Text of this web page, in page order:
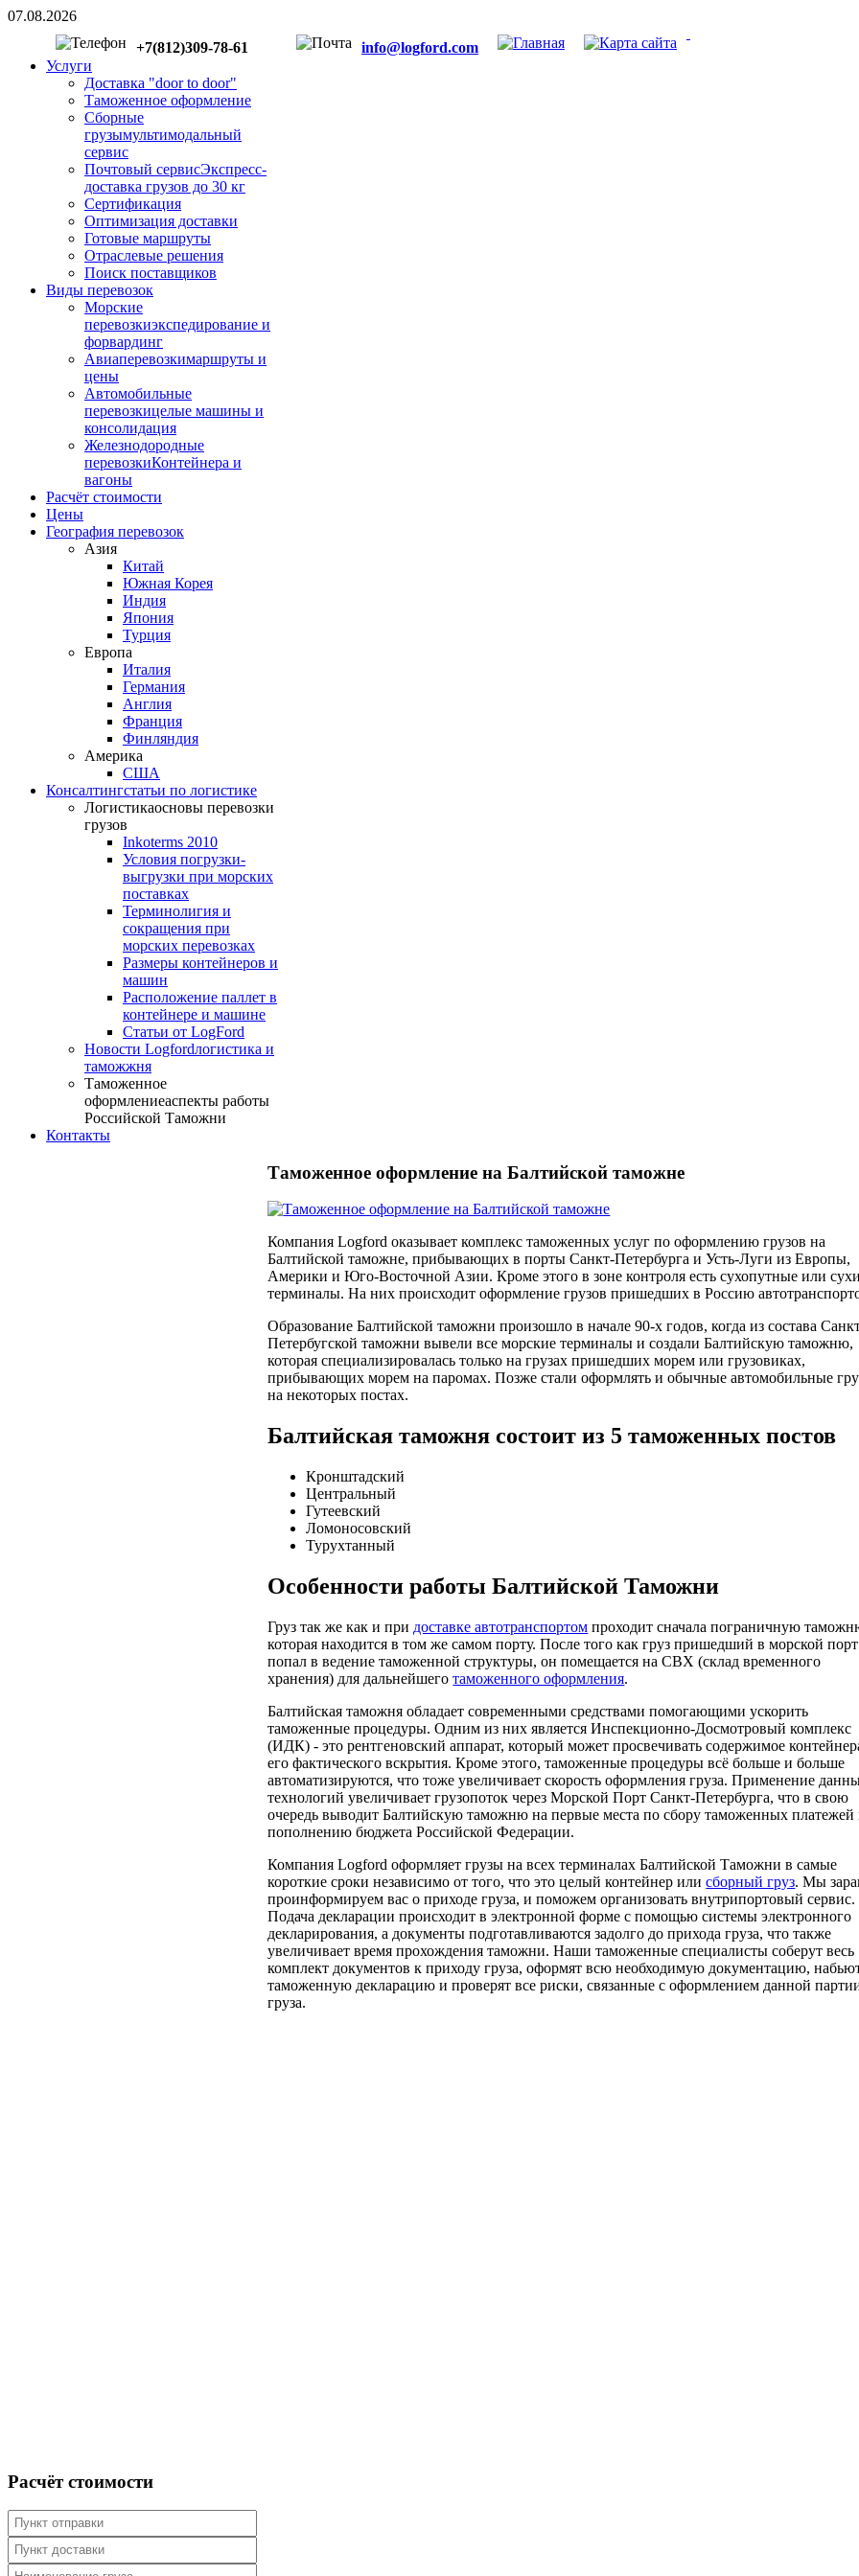
07.08.2026
+7(812)309-78-61
info​@​logford.com
Услуги
Доставка "door to door"
Таможенное оформление
Сборные
грузымультимодальный
сервис
Почтовый сервисЭкспресс-
доставка грузов до 30 кг
Сертификация
Оптимизация доставки
Готовые маршруты
Отраслевые решения
Поиск поставщиков
Виды перевозок
Морские
перевозкиэкспедирование и
форвардинг
Авиаперевозкимаршруты и
цены
Автомобильные
перевозкицелые машины и
консолидация
Железнодородные
перевозкиКонтейнера и
вагоны
Расчёт стоимости
Цены
География перевозок
Азия
Китай
Южная Корея
Индия
Япония
Турция
Европа
Италия
Германия
Англия
Франция
Финляндия
Америка
США
Консалтингстатьи по логистике
Логистикаосновы перевозки
грузов
Inkoterms 2010
Условия погрузки-
выгрузки при морских
поставках
Терминолигия и
сокращения при
морских перевозках
Размеры контейнеров и
машин
Расположение паллет в
контейнере и машине
Статьи от LogFord
Новости Logfordлогистика и
таможжня
Таможенное
оформлениеаспекты работы
Российской Таможни
Контакты
Таможенное оформление на Балтийской таможне
Компания Logford оказывает комплекс таможенных услуг по оформлению грузов на
Балтийской таможне, прибывающих в порты Санкт-Петербурга и Усть-Луги из Европы,
Америки и Юго-Восточной Азии. Кроме этого в зоне контроля есть сухопутные или
терминалы. На них происходит оформление грузов пришедших в Россию
Образование Балтийской таможни произошло в начале 90-х годов, когда из состава
Петербугской таможни вывели все морские терминалы и создали Балтийскую таможню,
которая специализировалась только на грузах пришедших морем или грузовиках,
прибывающих морем на паромах. Позже стали оформлять и обычные автомобильные
на некоторых постах.
Балтийская таможня состоит из 5 таможенных постов
Кронштадский
Центральный
Гутеевский
Ломоносовский
Турухтанный
Особенности работы Балтийской Таможни
Груз так же как и при доставке автотранспортом проходит сначала пограничную
которая находится в том же самом порту. После того как груз пришедший в морской порт
попал в ведение таможенной структуры, он помещается на СВХ (склад временного
хранения) для дальнейшеготаможенного оформления.
Балтийская таможня обладает современными средствами помогающими ускорить
таможенные процедуры. Одним из них является Инспекционно-Досмотровый комплекс
(ИДК) - это рентгеновский аппарат, который может просвечивать содержимое
его фактического вскрытия. Кроме этого, таможенные процедуры всё больше и больше
автоматизируются, что тоже увеличивает скорость оформления груза. Применение
технологий увеличивает грузопоток через Морской Порт Санкт-Петербурга, что в свою
очередь выводит Балтийскую таможню на первые места по сбору таможенных платежей
пополнению бюджета Российской Федерации.
Компания Logford оформляет грузы на всех терминалах Балтийской Таможни в самые
короткие сроки независимо от того, что это целый контейнер илисборный груз. Мы
проинформируем вас о приходе груза, и поможем организовать внутрипортовый сервис.
Подача декларации происходит в электронной форме с помощью системы электронного
декларирования, а документы подготавливаются задолго до прихода груза, что также
увеличивает время прохождения таможни. Наши таможенные специалисты соберут весь
комплект документов к приходу груза, оформят всю необходимую документацию,
таможенную декларацию и проверят все риски, связанные с оформлением данной
груза.
Расчётстоимости